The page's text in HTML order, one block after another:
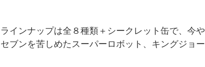
ラインナップは全８種類＋シークレット缶で、今
セブンを苦しめたスーパーロボット、キングジョー